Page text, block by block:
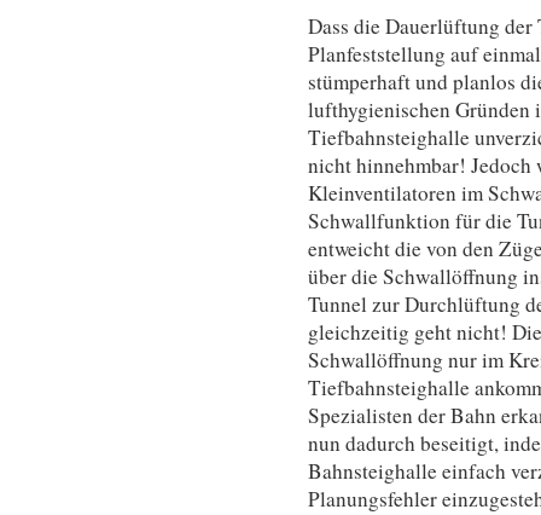
Dass die Dauerlüftung
Planfeststellung auf
stümperhaft und planlos
lufthygienischen Gründen
Tiefbahnsteighalle
nicht hinnehmbar! Jedoch
Kleinventilatoren im
Schwallfunktion für die
entweicht die von den
über die Schwallöffnung
Tunnel zur Durchlüftung
gleichzeitig geht nicht!
Schwallöffnung nur im
Tiefbahnsteighalle
Spezialisten der Bahn
nun dadurch beseitigt,
Bahnsteighalle einfach
Planungsfehler